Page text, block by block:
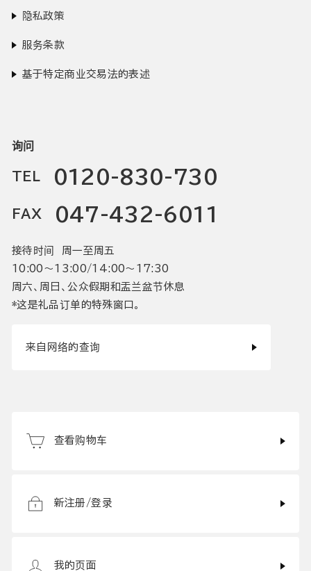
隐私政策
服务条款
基于特定商业交易法的表述
询问
TEL 0120-830-730
FAX 047-432-6011
接待时间 周一至周五
10:00〜13:00/14:00〜17:30
周六、周日、公众假期和盂兰盆节休息
*这是礼品订单的特殊窗口。
来自网络的查询
查看购物车
新注册/登录
我的页面